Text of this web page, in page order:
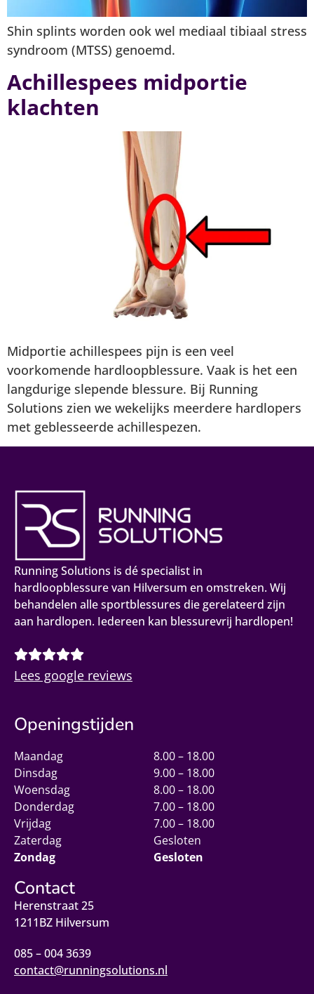
Shin splints worden ook wel mediaal tibiaal stress
syndroom (MTSS) genoemd.
Achillespees midportie
klachten
Midportie achillespees pijn is een veel
voorkomende hardloopblessure. Vaak is het een
langdurige slepende blessure. Bij Running
Solutions zien we wekelijks meerdere hardlopers
met geblesseerde achillespezen.
Running Solutions is dé specialist in
hardloopblessure van Hilversum en omstreken. Wij
behandelen alle sportblessures die gerelateerd zijn
aan hardlopen. Iedereen kan blessurevrij hardlopen!
Lees google reviews
Openingstijden
Maandag
8.00 – 18.00
Dinsdag
9.00 – 18.00
Woensdag
8.00 – 18.00
Donderdag
7.00 – 18.00
Vrijdag
7.00 – 18.00
Zaterdag
Gesloten
Zondag
Gesloten
Contact
Herenstraat 25
1211BZ Hilversum
085 – 004 3639
contact@runningsolutions.nl